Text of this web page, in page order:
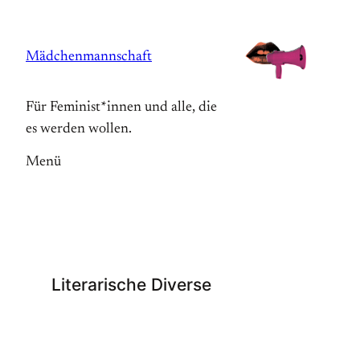
springen
Mädchenmannschaft
Für Feminist*innen und alle, die
es werden wollen.
Menü
Literarische Diverse